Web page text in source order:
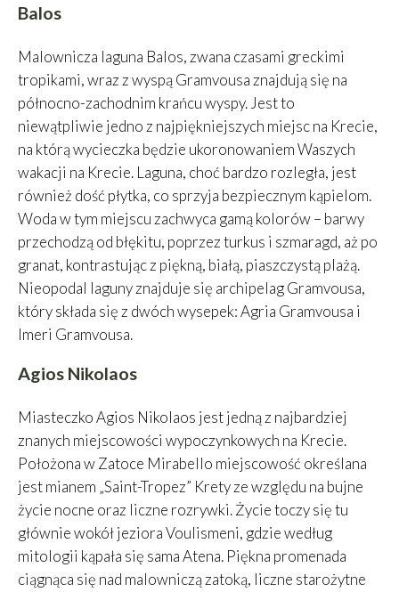
Balos
Malownicza laguna Balos, zwana czasami greckimi
tropikami, wraz z wyspą Gramvousa znajdują się na
północno-zachodnim krańcu wyspy. Jest to
niewątpliwie jedno z najpiękniejszych miejsc na Krecie,
na którą wycieczka będzie ukoronowaniem Waszych
wakacji na Krecie. Laguna, choć bardzo rozległa, jest
również dość płytka, co sprzyja bezpiecznym kąpielom.
Woda w tym miejscu zachwyca gamą kolorów – barwy
przechodzą od błękitu, poprzez turkus i szmaragd, aż po
granat, kontrastując z piękną, białą, piaszczystą plażą.
Nieopodal laguny znajduje się archipelag Gramvousa,
który składa się z dwóch wysepek: Agria Gramvousa i
Imeri Gramvousa.
Agios Nikolaos
Miasteczko Agios Nikolaos jest jedną z najbardziej
znanych miejscowości wypoczynkowych na Krecie.
Położona w Zatoce Mirabello miejscowość określana
jest mianem „Saint-Tropez” Krety ze względu na bujne
życie nocne oraz liczne rozrywki. Życie toczy się tu
głównie wokół jeziora Voulismeni, gdzie według
mitologii kąpała się sama Atena. Piękna promenada
ciągnąca się nad malowniczą zatoką, liczne starożytne